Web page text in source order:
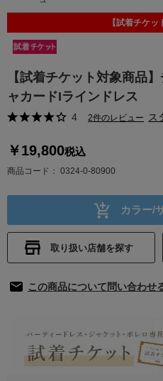
【試着チケット対象商品
ャカードIラインドレス
4 2件のレビュー ス
【試着チケッ
￥19,800税込
商品コード 0324-0-80900
カラー/
取り扱い店舗を探す
この商品について問い合わせ